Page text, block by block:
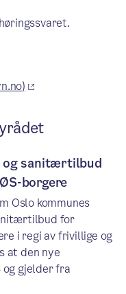
og sanitærtilbud
borgere
Oslo kommunes
for
i regi av frivillige og
at den nye
gjelder fra